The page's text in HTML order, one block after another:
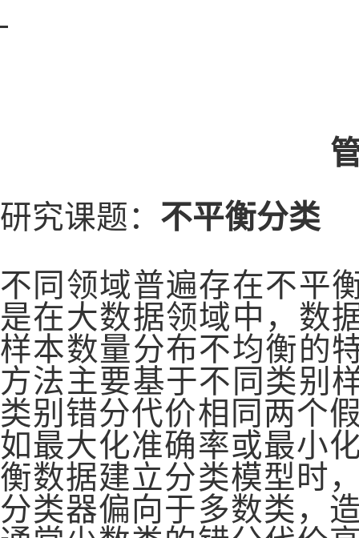
研究课题： 不平衡分类
不同领域普遍存在不平
是在大数据领域中，数
样本数量分布不均衡的
方法主要基于不同类别
类别错分代价相同两个
如最大化准确率或最小
衡数据建立分类模型时
分类器偏向于多数类，